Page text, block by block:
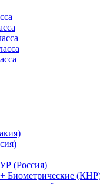
(Россия)
Биометрические